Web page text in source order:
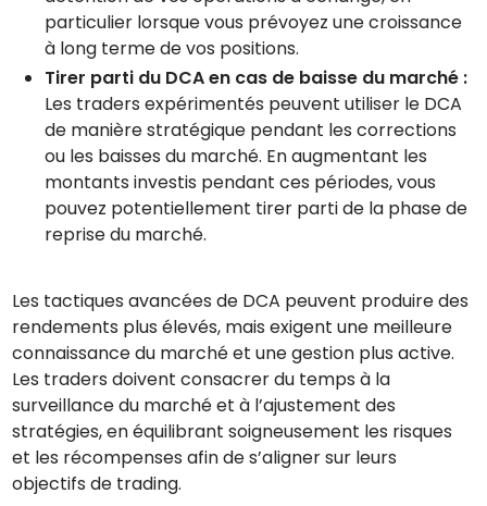
particulier lorsque vous prévoyez une croissance
à long terme de vos positions.
Tirer parti du DCA en cas de baisse du marché :
Les traders expérimentés peuvent utiliser le DCA
de manière stratégique pendant les corrections
ou les baisses du marché. En augmentant les
montants investis pendant ces périodes, vous
pouvez potentiellement tirer parti de la phase de
reprise du marché.
Les tactiques avancées de DCA peuvent produire des
rendements plus élevés, mais exigent une meilleure
connaissance du marché et une gestion plus active.
Les traders doivent consacrer du temps à la
surveillance du marché et à l’ajustement des
stratégies, en équilibrant soigneusement les risques
et les récompenses afin de s’aligner sur leurs
objectifs de trading.